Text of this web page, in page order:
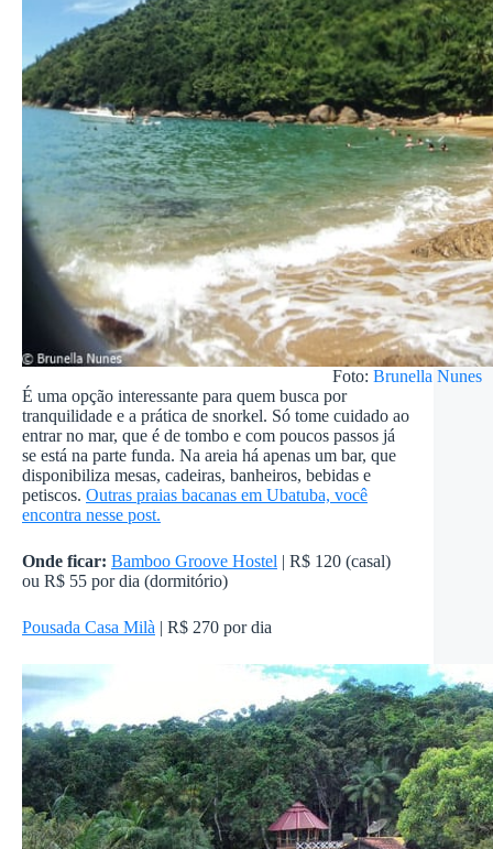
Foto: Brunella Nunes
É uma opção interessante para quem busca por
tranquilidade e a prática de snorkel. Só tome cuidado ao
entrar no mar, que é de tombo e com poucos passos já
se está na parte funda. Na areia há apenas um bar, que
disponibiliza mesas, cadeiras, banheiros, bebidas e
petiscos. Outras praias bacanas em Ubatuba, você
encontra nesse post.
Onde ficar: Bamboo Groove Hostel | R$ 120 (casal)
ou R$ 55 por dia (dormitório)
Pousada Casa Milà | R$ 270 por dia